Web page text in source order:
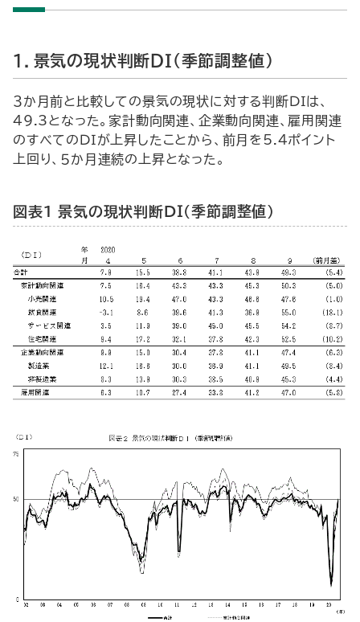
１．景気の現状判断ＤＩ（季節調整値）
３か月前と比較しての景気の現状に対する判断ＤＩは、
49.3となった。家計動向関連、企業動向関連、雇用関連
のすべてのＤＩが上昇したことから、前月を5.4ポイント
上回り、５か月連続の上昇となった。
図表１ 景気の現状判断ＤＩ（季節調整値）